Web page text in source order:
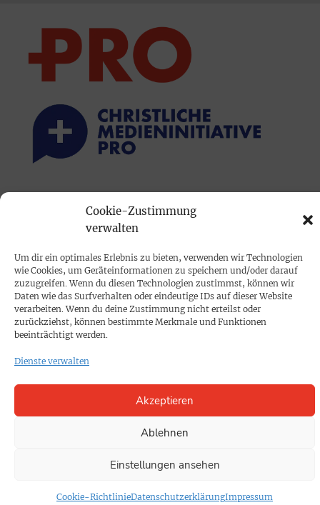
Cookie-Zustimmung
verwalten
Um dir ein optimales Erlebnis zu bieten, verwenden wir Technologien
wie Cookies, um Geräteinformationen zu speichern und/oder darauf
zuzugreifen. Wenn du diesen Technologien zustimmst, können wir
Daten wie das Surfverhalten oder eindeutige IDs auf dieser Website
verarbeiten. Wenn du deine Zustimmung nicht erteilst oder
zurückziehst, können bestimmte Merkmale und Funktionen
beeinträchtigt werden.
Dienste verwalten
Akzeptieren
Ablehnen
Einstellungen ansehen
Cookie-RichtlinieDatenschutzerklärungImpressum
Mediadaten
PROKOMPAKT
Impressum
SPENDEN
Cookie-Richtlinie